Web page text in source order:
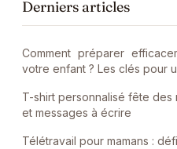
Derniers articles
Comment préparer
votre enfant ? Les clés pour
T-shirt personnalisé fête
et messages à écrire
Télétravail pour mamans :